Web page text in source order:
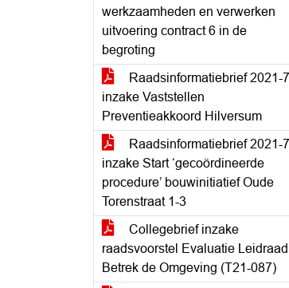
werkzaamheden en verwerken
uitvoering contract 6 in de
begroting
Raadsinformatiebrief 2021-
inzake Vaststellen
Preventieakkoord Hilversum
Raadsinformatiebrief 2021-
inzake Start ‘gecoördineerde
procedure’ bouwinitiatief Oude
Torenstraat 1-3
Collegebrief inzake
raadsvoorstel Evaluatie Leidraad
Betrek de Omgeving (T21-087)